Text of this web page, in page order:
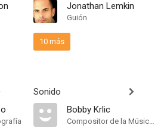
Jonathan Lemkin
Guión
10 más
Sonido
Bobby Krlic
Compositor de la Música Original